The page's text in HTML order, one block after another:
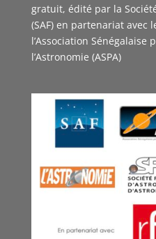
gratuit, édité par la
(SAF) en partenariat avec
l’Association Sénégalaise
l’Astronomie (ASPA)